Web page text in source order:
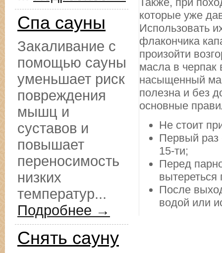
которые уже
Использовать
флакончика
произойти
масла в черпак
насыщенный
полезна и без
основные
Не стоит
Первый раз
15-ти;
Перед
После
водой или
Спа сауны
Закаливание с
помощью сауны
уменьшает риск
повреждения
мышц и
суставов и
повышает
переносимость
низких
температур...
Подробнее →
Снять сауну